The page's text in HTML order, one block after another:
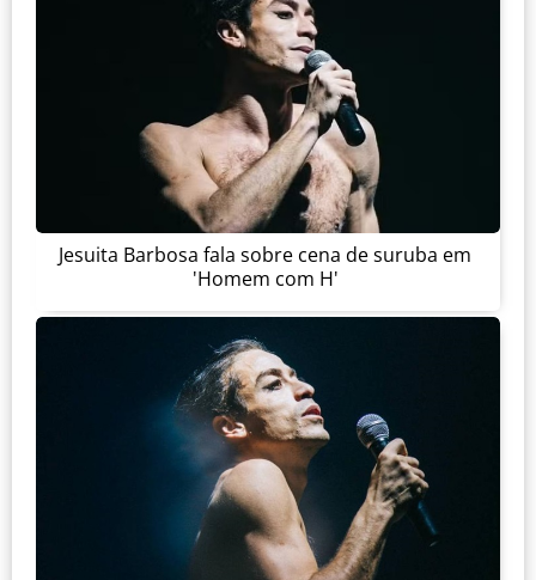
Jesuita Barbosa fala sobre cena de suruba em
'Homem com H'